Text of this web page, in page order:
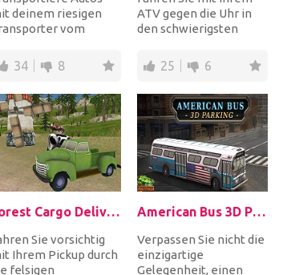
deinem riesigen
vom
Also, Sie
pün...
34 8
ATV gegen die Uhr in
den schwierigsten
Versuchen Sie, jedes...
25 6
Forest Cargo Delivery
Sie vorsichtig
Ihrem Pickup durch
felsigen
American Bus 3D Parking
Verpassen Sie nicht die
einzigartige
Gelegenheit, einen